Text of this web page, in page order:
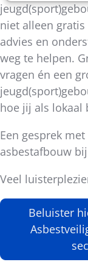
niet alleen
advies en
weg te helpen.
vragen én een
hoe jij als lokaal
Een gesprek
asbestafbouw
Veel
Beluister